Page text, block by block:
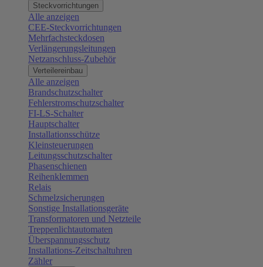
Steckvorrichtungen
Alle anzeigen
CEE-Steckvorrichtungen
Mehrfachsteckdosen
Verlängerungsleitungen
Netzanschluss-Zubehör
Verteilereinbau
Alle anzeigen
Brandschutzschalter
Fehlerstromschutzschalter
FI-LS-Schalter
Hauptschalter
Installationsschütze
Kleinsteuerungen
Leitungsschutzschalter
Phasenschienen
Reihenklemmen
Relais
Schmelzsicherungen
Sonstige Installationsgeräte
Transformatoren und Netzteile
Treppenlichtautomaten
Überspannungsschutz
Installations-Zeitschaltuhren
Zähler